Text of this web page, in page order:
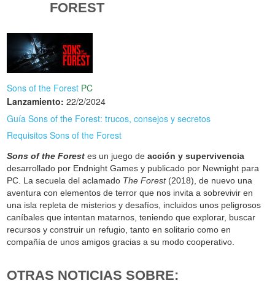
FOREST
Sons of the Forest PC
Lanzamiento: 22/2/2024
Guía Sons of the Forest: trucos, consejos y secretos
Requisitos Sons of the Forest
Sons of the Forest es un juego deacción y supervivencia
desarrollado por Endnight Games y publicado por Newnight para
PC. La secuela del aclamado The Forest(2018), de nuevo una
aventura con elementos de terror que nos invita a sobrevivir en
una isla repleta de misterios y desafíos, incluidos unos peligrosos
caníbales que intentan matarnos, teniendo que explorar, buscar
recursos y construir un refugio, tanto en solitario como en
compañía de unos amigos gracias a su modo cooperativo.
OTRAS NOTICIAS SOBRE: